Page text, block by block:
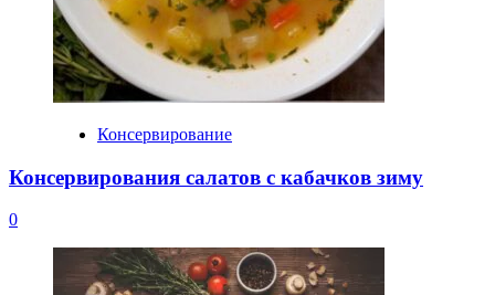
Консервирование
Консервирования салатов с кабачков зиму
0